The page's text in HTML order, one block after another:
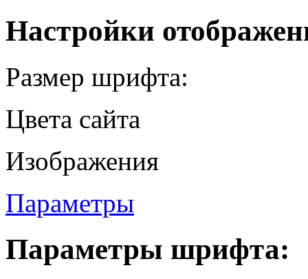
Настройки
Размер шрифта:
Цвета сайта
Изображения
Параметры
Параметры шрифта: